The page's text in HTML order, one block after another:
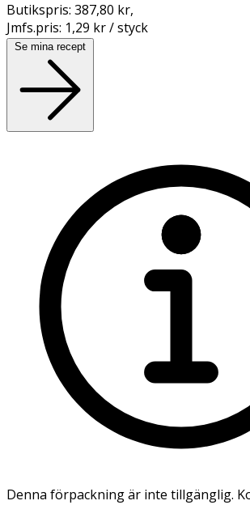
Butikspris: 387,80 kr,
Jmfs.pris: 1,29 kr / styck
Se mina recept
Denna förpackning är inte tillgänglig.